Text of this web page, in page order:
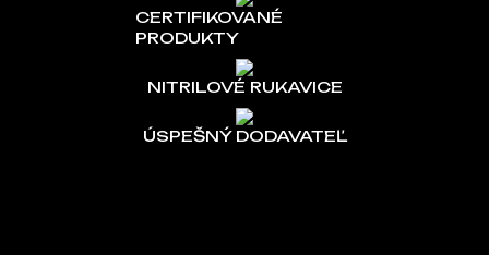
CERTIFIKOVANÉ
PRODUKTY
NITRILOVÉ RUKAVICE
ÚSPEŠNÝ DODAVATEĽ